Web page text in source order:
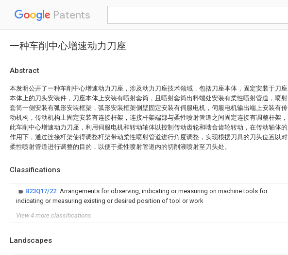
Patents
一种车削中心增速动力刀座
Abstract
本发明公开了一种车削中心增速动力刀座，涉及动力刀座技术领域，包括刀座本体，固定安装于刀座
本体上的刀头安装件，刀座本体上安装有喷射套筒，且喷射套筒出料端处安装有柔性喷射管道，喷射
套筒一侧安装有弧形安装框架，弧形安装框架侧壁固定安装有伺服电机，伺服电机输出端上安装有传
动机构，传动机构上固定安装有连接杆架，连接杆架端部与柔性喷射管道之间固定连接有调整杆架，
此车削中心增速动力刀座，利用伺服电机和转动轴体以控制传动齿轮和啮合齿轮转动，在传动轴体的
作用下，通过连接杆架使得调整杆架带动柔性喷射管道进行角度调整，实现根据刀具的刀头位置以对
柔性喷射管道进行调整的目的，以便于柔性喷射管道内的切削液喷射至刀头处。
Classifications
B23Q17/22 Arrangements for observing, indicating or measuring on machine tools for
indicating or measuring existing or desired position of tool or work
View 4 more classifications
Landscapes